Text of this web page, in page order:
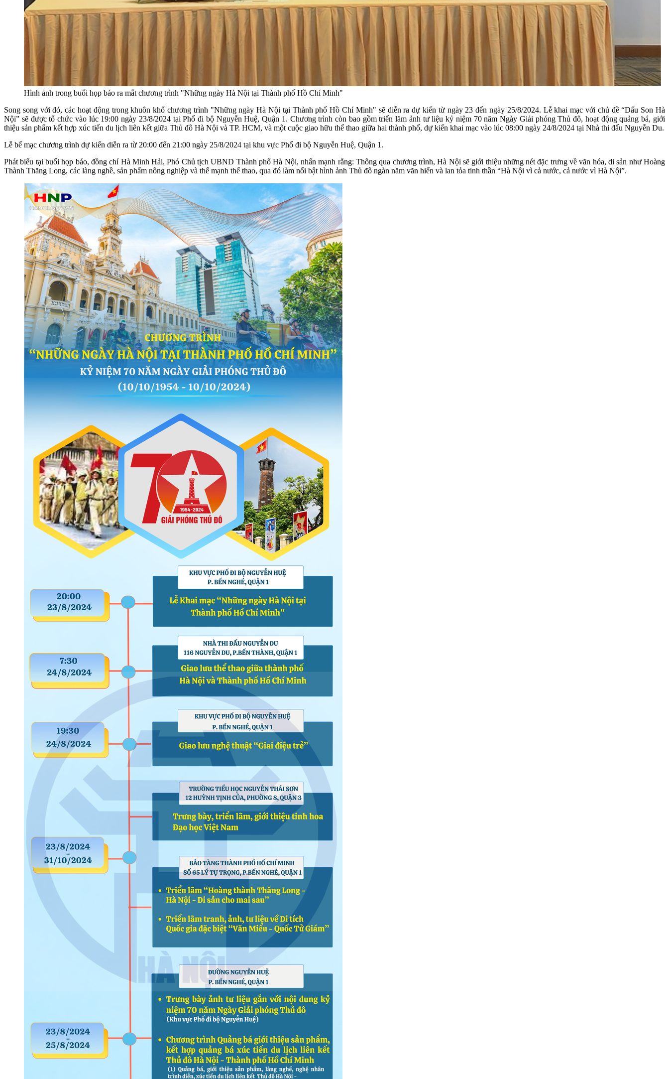
Hình ảnh trong buổi họp báo ra mắt chương trình "Những ngày Hà Nội tại Thành phố Hồ Chí Minh"
Song song với đó, các hoạt động trong khuôn khổ chương trình "Những ngày Hà Nội tại Thành phố Hồ Chí Minh" sẽ diễn ra dự kiến từ ngày 23 đến ngày 25/8/2024. Lễ khai mạc với chủ đề “Dấu Son Hà
Nội” sẽ được tổ chức vào lúc 19:00 ngày 23/8/2024 tại Phố đi bộ Nguyễn Huệ, Quận 1. Chương trình còn bao gồm triển lãm ảnh tư liệu kỷ niệm 70 năm Ngày Giải phóng Thủ đô, hoạt động quảng bá, giới
thiệu sản phẩm kết hợp xúc tiến du lịch liên kết giữa Thủ đô Hà Nội và TP. HCM, và một cuộc giao hữu thể thao giữa hai thành phố, dự kiến khai mạc vào lúc 08:00 ngày 24/8/2024 tại Nhà thi đấu Nguyễn Du.
Lễ bế mạc chương trình dự kiến diễn ra từ 20:00 đến 21:00 ngày 25/8/2024 tại khu vực Phố đi bộ Nguyễn Huệ, Quận 1.
Phát biểu tại buổi họp báo, đồng chí Hà Minh Hải, Phó Chủ tịch UBND Thành phố Hà Nội, nhấn mạnh rằng: Thông qua chương trình, Hà Nội sẽ giới thiệu những nét đặc trưng về văn hóa, di sản như Hoàng
Thành Thăng Long, các làng nghề, sản phẩm nông nghiệp và thế mạnh thể thao, qua đó làm nổi bật hình ảnh Thủ đô ngàn năm văn hiến và lan tỏa tinh thần “Hà Nội vì cả nước, cả nước vì Hà Nội”.